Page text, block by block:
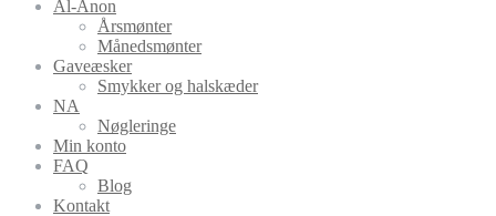
Al-Anon
Årsmønter
Månedsmønter
Gaveæsker
Smykker og halskæder
NA
Nøgleringe
Min konto
FAQ
Blog
Kontakt